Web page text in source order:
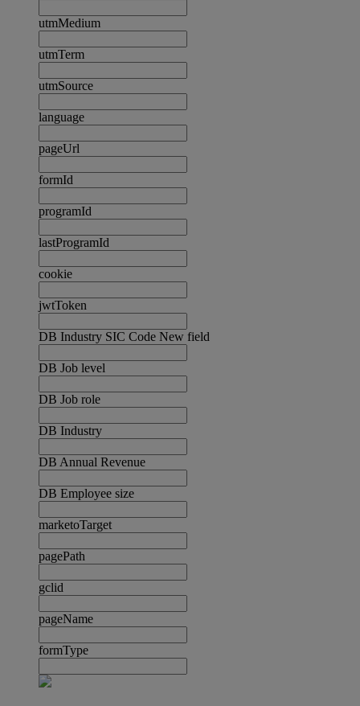
utmMedium
utmTerm
utmSource
language
pageUrl
formId
programId
lastProgramId
cookie
jwtToken
DB Industry SIC Code New field
DB Job level
DB Job role
DB Industry
DB Annual Revenue
DB Employee size
marketoTarget
pagePath
gclid
pageName
formType